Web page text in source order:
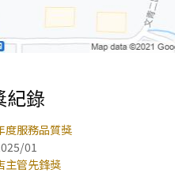
紀錄
度服務品質獎
01
主管先鋒獎